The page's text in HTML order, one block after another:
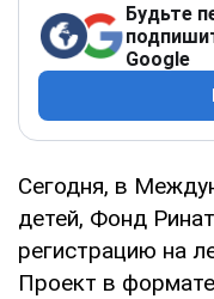
Будьте
Google
Сегодня, в
детей, Фонд
регистрацию на
Проект в